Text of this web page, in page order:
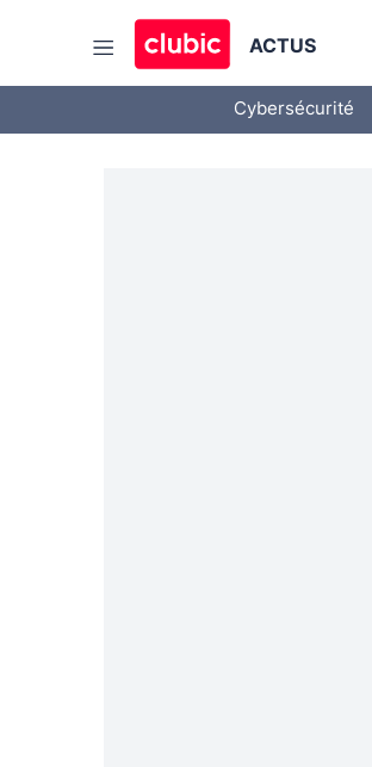
ACTUS
Cybersécurité